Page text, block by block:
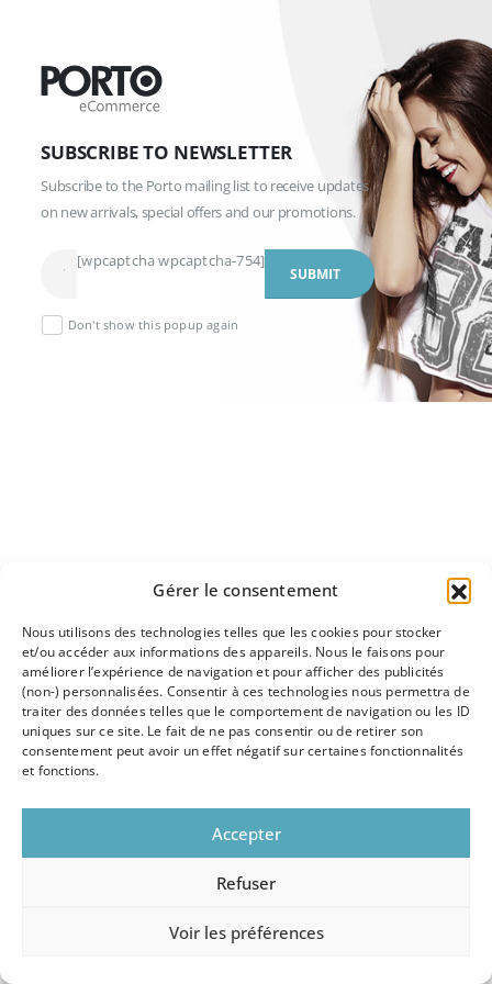
Gérer le consentement
Nous utilisons des technologies telles que les cookies pour stocker
et/ou accéder aux informations des appareils. Nous le faisons pour
améliorer l’expérience de navigation et pour afficher des publicités
(non-) personnalisées. Consentir à ces technologies nous permettra de
traiter des données telles que le comportement de navigation ou les ID
uniques sur ce site. Le fait de ne pas consentir ou de retirer son
consentement peut avoir un effet négatif sur certaines fonctionnalités
et fonctions.
Accepter
Refuser
Voir les préférences
SUBSCRIBE TO NEWSLETTER
Subscribe to the Porto mailing list to receive updates
on new arrivals, special offers and our promotions.
[wpcaptcha wpcaptcha-754]
Don't show this popup again